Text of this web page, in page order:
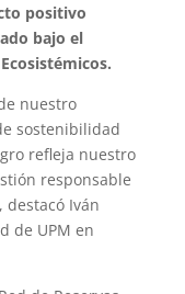
positivo
bajo el
nuestro
sostenibilidad
refleja nuestro
responsable
destacó Iván
de UPM en